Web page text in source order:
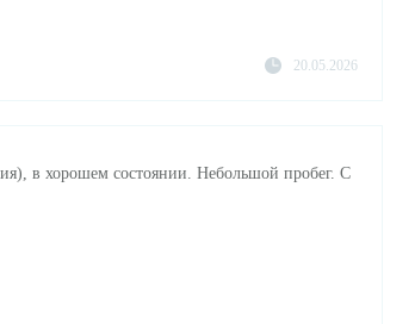
20.05.2026
в хорошем состоянии. Небольшой пробег. С